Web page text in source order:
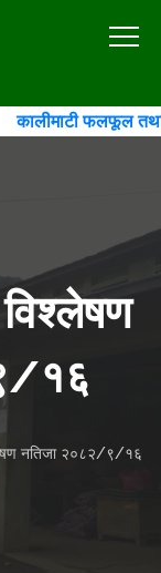
फलफूल तथा
१६
नतिजा २०८२/९/१६